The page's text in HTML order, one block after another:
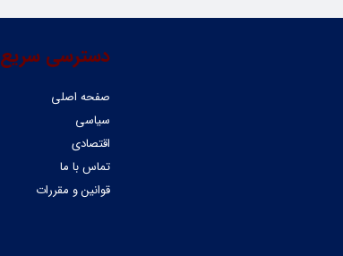
دسترسی سریع
صفحه اصلی
سیاسی
اقتصادی
تماس با ما
قوانین و مقررات